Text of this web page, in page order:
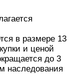
в размере 13
и ценой
до 3
наследования